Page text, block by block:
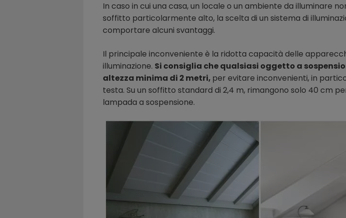
In caso in cui una casa, un locale o un ambiente da illuminare
soffitto particolarmente alto, la scelta di un sistema di
comportare alcuni svantaggi.
Il principale inconveniente è la ridotta capacità delle
illuminazione. Si consiglia che qualsiasi oggetto a
altezza minima di 2 metri, per evitare inconvenienti, in
testa. Su un soffitto standard di 2,4 m, rimangono solo 40 cm
lampada a sospensione.